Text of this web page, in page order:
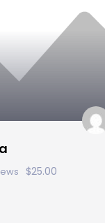
$25.00